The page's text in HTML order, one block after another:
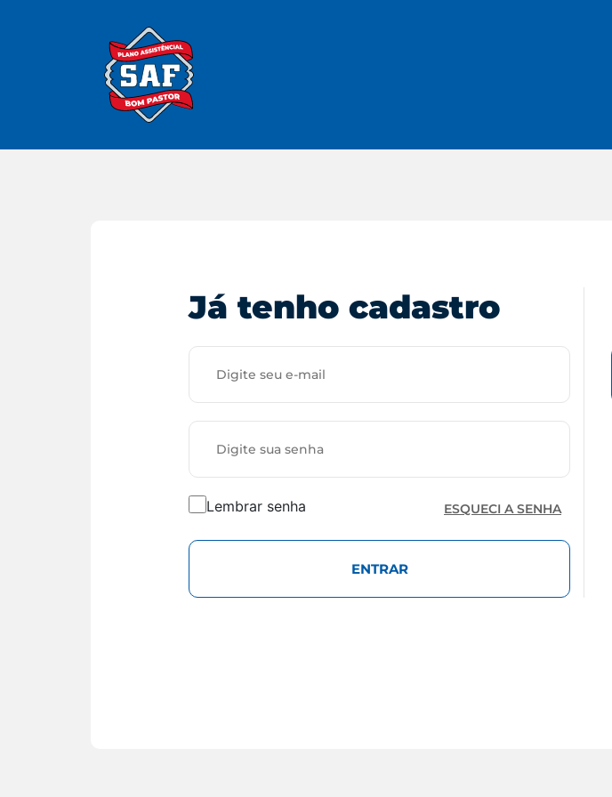
Já tenho cadastro
Lembrar senha ESQUECI A SENHA
ENTRAR